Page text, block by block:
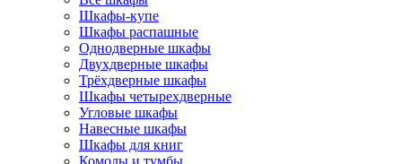
Шкафы-купе
Шкафы распашные
Однодверные шкафы
Двухдверные шкафы
Трёхдверные шкафы
Шкафы четырехдверные
Угловые шкафы
Навесные шкафы
Шкафы для книг